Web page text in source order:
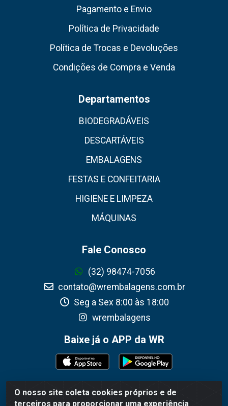
O nosso site coleta cookies próprios e de
terceiros para proporcionar uma experiência
Pagamento e Envio
Política de Privacidade
Política de Trocas e Devoluções
Condições de Compra e Venda
Departamentos
BIODEGRADÁVEIS
DESCARTÁVEIS
EMBALAGENS
FESTAS E CONFEITARIA
HIGIENE E LIMPEZA
MÁQUINAS
Fale Conosco
(32) 98474-7056
contato@wrembalagens.com.br
Seg a Sex 8:00 às 18:00
wrembalagens
Baixe já o APP da WR
WR Embalagens - R. Cel. Teodoro Gomes de Araújo,